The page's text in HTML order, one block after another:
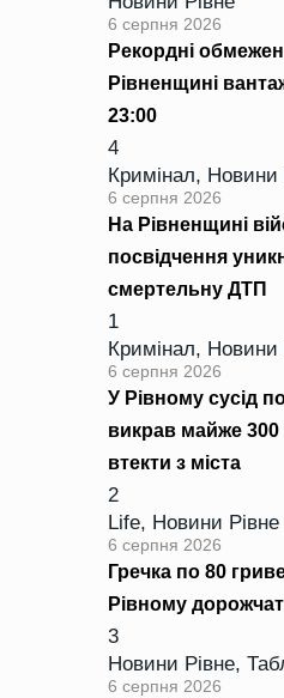
6 серпня 2026
Рекордні
Рівненщині
23:00
4
Кримінал, Новини
6 серпня 2026
На Рівненщині
посвідчення
смертельну ДТП
1
Кримінал, Новини
6 серпня 2026
У Рівному сусід
викрав майже 300
втекти з міста
2
Life, Новини Рівне
6 серпня 2026
Гречка по 80
Рівному
3
Новини Рівне,
6 серпня 2026